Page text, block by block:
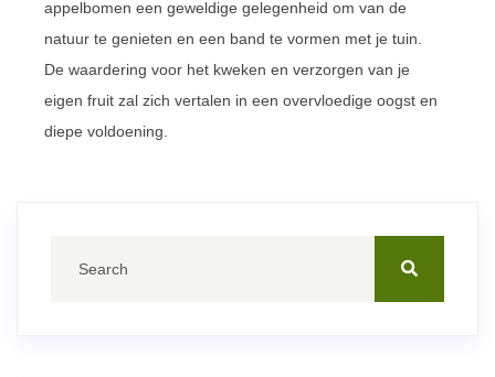
appelbomen een geweldige gelegenheid om van de
natuur te genieten en een band te vormen met je tuin.
De waardering voor het kweken en verzorgen van je
eigen fruit zal zich vertalen in een overvloedige oogst en
diepe voldoening.